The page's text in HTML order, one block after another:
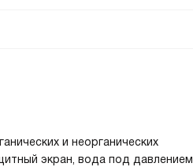
и неорганических
экран, вода под давлением